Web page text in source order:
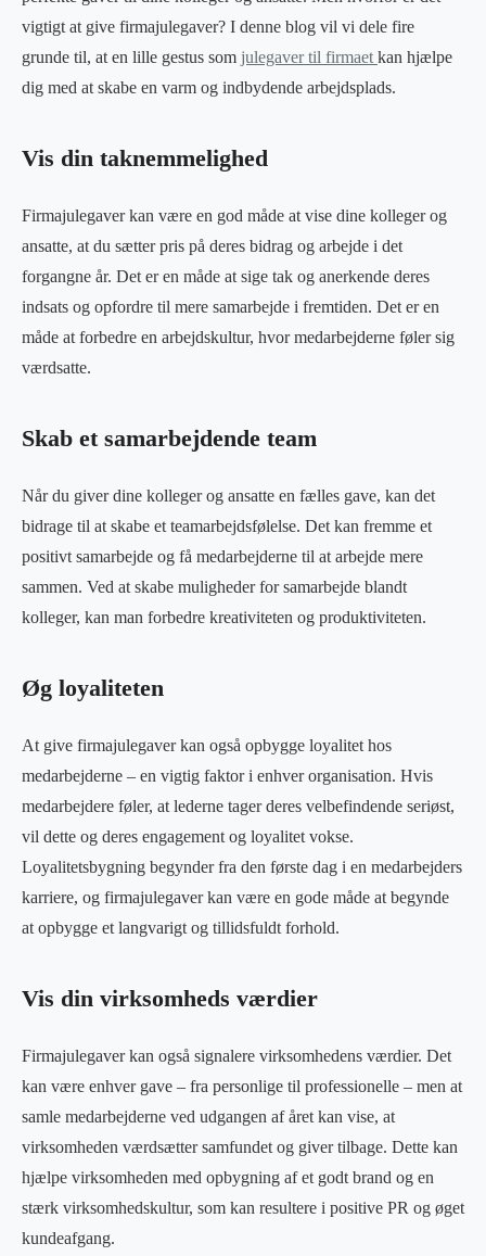
vigtigt at give firmajulegaver? I denne blog vil vi dele fire
grunde til, at en lille gestus som julegaver til firmaet kan hjælpe
dig med at skabe en varm og indbydende arbejdsplads.
Vis din taknemmelighed
Firmajulegaver kan være en god måde at vise dine kolleger og
ansatte, at du sætter pris på deres bidrag og arbejde i det
forgangne år. Det er en måde at sige tak og anerkende deres
indsats og opfordre til mere samarbejde i fremtiden. Det er en
måde at forbedre en arbejdskultur, hvor medarbejderne føler sig
værdsatte.
Skab et samarbejdende team
Når du giver dine kolleger og ansatte en fælles gave, kan det
bidrage til at skabe et teamarbejdsfølelse. Det kan fremme et
positivt samarbejde og få medarbejderne til at arbejde mere
sammen. Ved at skabe muligheder for samarbejde blandt
kolleger, kan man forbedre kreativiteten og produktiviteten.
Øg loyaliteten
At give firmajulegaver kan også opbygge loyalitet hos
medarbejderne – en vigtig faktor i enhver organisation. Hvis
medarbejdere føler, at lederne tager deres velbefindende seriøst,
vil dette og deres engagement og loyalitet vokse.
Loyalitetsbygning begynder fra den første dag i en medarbejders
karriere, og firmajulegaver kan være en gode måde at begynde
at opbygge et langvarigt og tillidsfuldt forhold.
Vis din virksomheds værdier
Firmajulegaver kan også signalere virksomhedens værdier. Det
kan være enhver gave – fra personlige til professionelle – men at
samle medarbejderne ved udgangen af ​​året kan vise, at
virksomheden værdsætter samfundet og giver tilbage. Dette kan
hjælpe virksomheden med opbygning af et godt brand og en
stærk virksomhedskultur, som kan resultere i positive PR og øget
kundeafgang.